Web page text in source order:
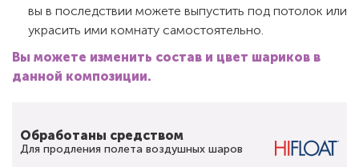
вы в последствии можете выпустить под потолок или
украсить ими комнату самостоятельно.
Вы можете изменить состав и цвет шариков в
данной композиции.
Обработаны средством
Для продления полета воздушных шаров